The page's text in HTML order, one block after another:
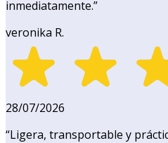
inmediatamente.”
veronika R.
28/07/2026
“Ligera, transportable y